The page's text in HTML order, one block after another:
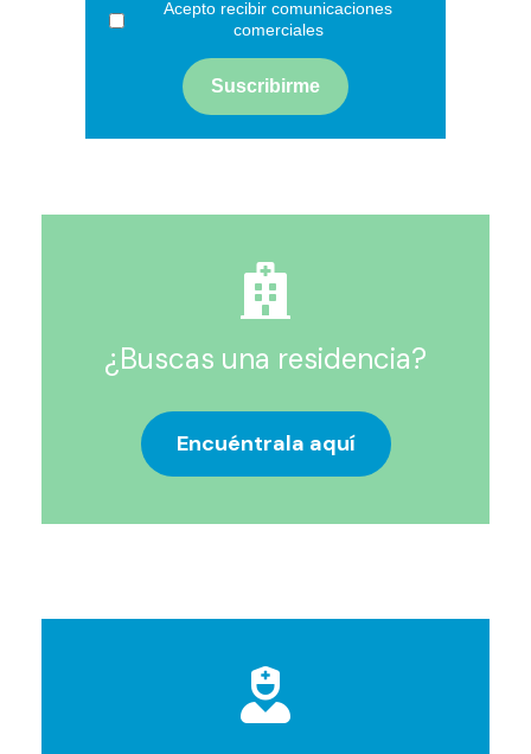
Acepto recibir comunicaciones
comerciales
¿Buscas una residencia?
Encuéntrala aquí